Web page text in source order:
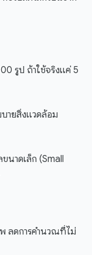
รูป ถ้าใช้จริงแค่ 5
ายสิ่งแวดล้อม
ขนาดเล็ก (Small
ลดการคำนวณที่ไม่